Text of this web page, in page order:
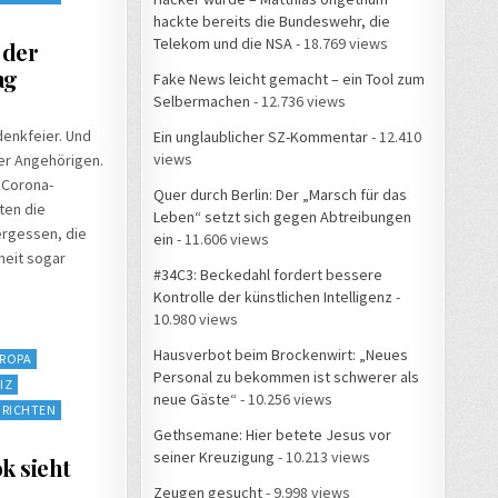
Und
Angehörigen.
die
die
sogar
sieht
hackte bereits die Bundeswehr, die
Telekom und die NSA - 18.769 views
Fake News leicht gemacht – ein Tool zum
Selbermachen - 12.736 views
Ein unglaublicher SZ-Kommentar- 12.410
views
Quer durch Berlin: Der „Marsch für das
Leben“ setzt sich gegen Abtreibungen
ein - 11.606 views
#34C3: Beckedahl fordert bessere
Kontrolle der künstlichen Intelligenz -
10.980 views
Hausverbot beim Brockenwirt: „Neues
Personal zu bekommen ist schwerer als
neue Gäste“ - 10.256 views
Gethsemane: Hier betete Jesus vor
seiner Kreuzigung - 10.213 views
Zeugen gesucht- 9.998 views